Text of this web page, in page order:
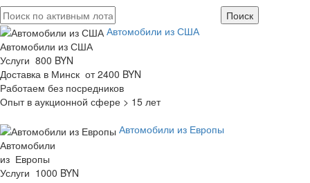
Автомобили из США
Автомобили из США
Услуги 800 BYN
Доставка в Минск от 2400 BYN
Работаем без посредников
Опыт в аукционной сфере > 15 лет
Автомобили из Европы
Автомобили
из Европы
Услуги 1000 BYN